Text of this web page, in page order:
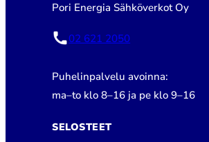
Pori Energia Sähköverkot Oy
02 621 2050
Puhelinpalvelu avoinna:
ma–to klo 8–16 ja pe klo 9–16
SELOSTEET